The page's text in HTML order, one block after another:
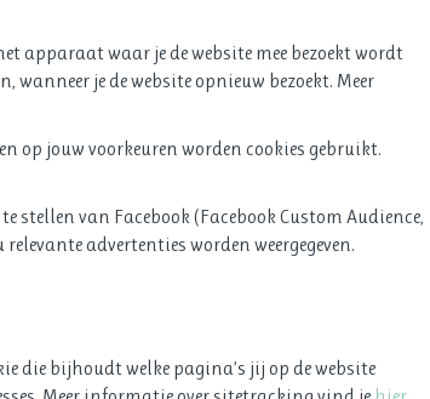
apparaat waar je de website mee bezoekt wordt
je de website opnieuw bezoekt. Meer
op jouw voorkeuren worden cookies gebruikt.
van Facebook (Facebook Custom Audience,
advertenties worden weergegeven.
die bijhoudt welke pagina’s jij op de website